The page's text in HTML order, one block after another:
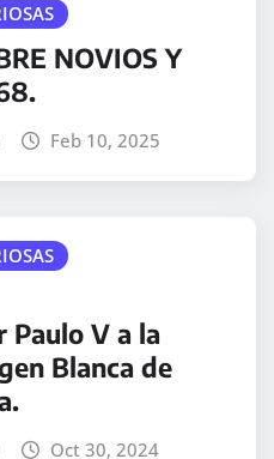
NOVIOS Y
Feb 10, 2025
Paulo V a la
Blanca de
Oct 30, 2024